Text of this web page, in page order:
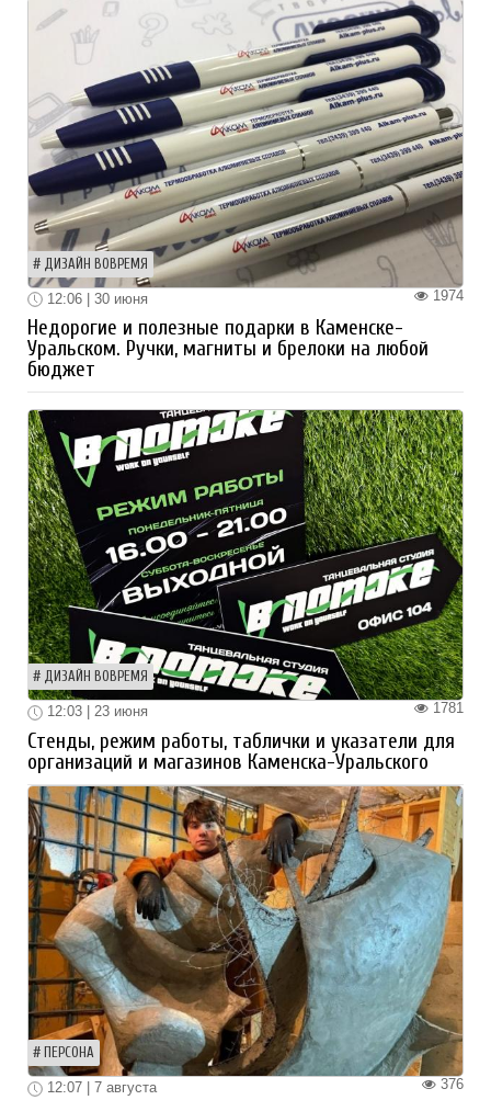
ДИЗАЙН ВОВРЕМЯ
1974
12:06 | 30 июня
Недорогие и полезные подарки в Каменске-
Уральском. Ручки, магниты и брелоки на любой
бюджет
ДИЗАЙН ВОВРЕМЯ
1781
12:03 | 23 июня
Стенды, режим работы, таблички и указатели для
организаций и магазинов Каменска-Уральского
ПЕРСОНА
376
12:07 | 7 августа